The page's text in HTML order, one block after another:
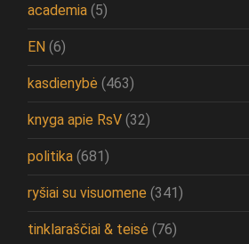
academia (5)
EN (6)
kasdienybė (463)
knyga apie RsV (32)
politika (681)
ryšiai su visuomene (341)
tinklaraščiai & teisė (76)